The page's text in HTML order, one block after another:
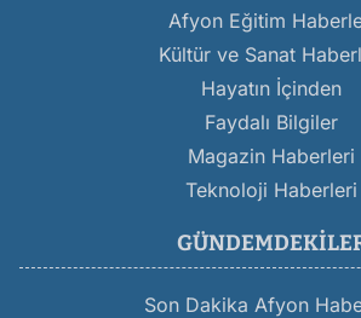
Afyon Eğitim
Kültür ve Sanat
Hayatın İçinden
Faydalı Bilgiler
Magazin Haberleri
Teknoloji Haberleri
Son Dakika Afyon